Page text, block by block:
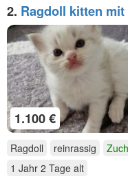
2. Ragdoll kitten mit
1.100 €
Ragdoll reinrassig
1 Jahr 2 Tage alt